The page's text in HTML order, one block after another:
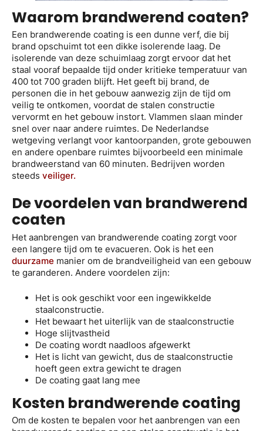
Waarom brandwerend coaten?
Een brandwerende coating is een dunne verf, die bij
brand opschuimt tot een dikke isolerende laag. De
isolerende van deze schuimlaag zorgt ervoor dat het
staal vooraf bepaalde tijd onder kritieke temperatuur van
400 tot 700 graden blijft. Het geeft bij brand, de
personen die in het gebouw aanwezig zijn de tijd om
veilig te ontkomen, voordat de stalen constructie
vervormt en het gebouw instort. Vlammen slaan minder
snel over naar andere ruimtes. De Nederlandse
wetgeving verlangt voor kantoorpanden, grote gebouwen
en andere openbare ruimtes bijvoorbeeld een minimale
brandweerstand van 60 minuten. Bedrijven worden
steeds veiliger.
De voordelen van brandwerend
coaten
Het aanbrengen van brandwerende coating zorgt voor
een langere tijd om te evacueren. Ook is het een
duurzame manier om de brandveiligheid van een gebouw
te garanderen. Andere voordelen zijn:
Het is ook geschikt voor een ingewikkelde
staalconstructie.
Het bewaart het uiterlijk van de staalconstructie
Hoge slijtvastheid
De coating wordt naadloos afgewerkt
Het is licht van gewicht, dus de staalconstructie
hoeft geen extra gewicht te dragen
De coating gaat lang mee
Kosten brandwerende coating
Om de kosten te bepalen voor het aanbrengen van een